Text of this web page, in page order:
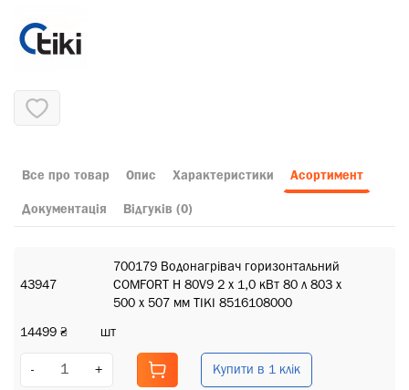
Все про товар Опис Характеристики Асортимент
Документація Відгуків (0)
43947
700179 Водонагрівач горизонтальний
COMFORT H 80V9 2 х 1,0 кВт 80 л 803 х
500 х 507 мм TIKI 8516108000
14499 ₴ шт
- + Купити в 1 клік